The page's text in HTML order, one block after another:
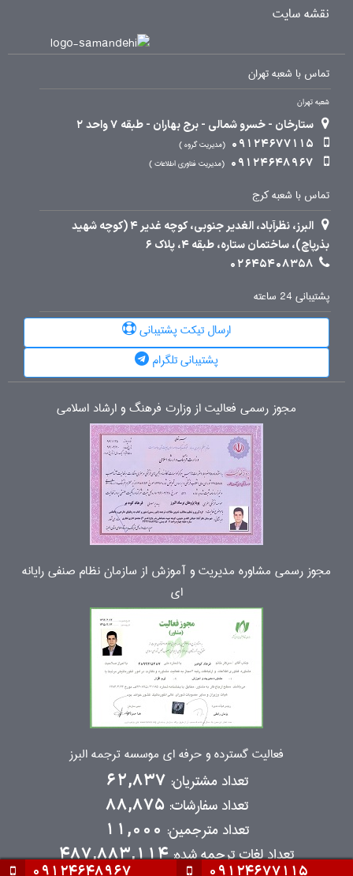
نقشه سایت
تماس با شعبه تهران
شعبه تهران
ستارخان - خسرو شمالی - برج بهاران - طبقه 7 واحد 2
09124677115
مدیریت گروه
09124648967 مدیریت فناوری اطلاعات
تماس با شعبه کرج
البرز، نظرآباد، الغدیر جنوبی، کوچه غدیر 4 (کوچه شهید
بذرپاچ)، ساختمان ستاره، طبقه 4، پلاک 6
02645408358
پشتیبانی 24 ساعته
ارسال تیکت پشتیبانی
پشتیبانی تلگرام
مجوز رسمی فعالیت از وزارت فرهنگ و ارشاد اسلامی
مجوز رسمی مشاوره مدیریت و آموزش از سازمان نظام صنفی رایانه
ای
فعالیت گسترده و حرفه ای موسسه ترجمه البرز
تعداد مشتریان: 62,837
تعداد سفارشات:88,875
تعداد مترجمین: 11,000
تعداد لغات ترجمه شده:487,883,114